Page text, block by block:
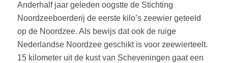
Anderhalf jaar geleden oogstte de Stichting
Noordzeeboerderij de eerste kilo’s zeewier geteeld
op de Noordzee. Als bewijs dat ook de ruige
Nederlandse Noordzee geschikt is voor zeewierteelt.
15 kilometer uit de kust van Scheveningen gaat een